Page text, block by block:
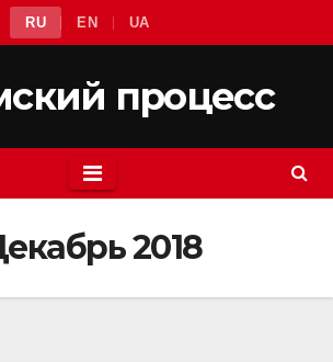
RU EN UA
процесс
2018